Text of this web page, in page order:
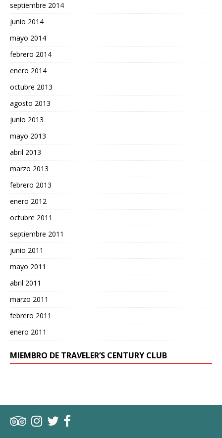
septiembre 2014
junio 2014
mayo 2014
febrero 2014
enero 2014
octubre 2013
agosto 2013
junio 2013
mayo 2013
abril 2013
marzo 2013
febrero 2013
enero 2012
octubre 2011
septiembre 2011
junio 2011
mayo 2011
abril 2011
marzo 2011
febrero 2011
enero 2011
MIEMBRO DE TRAVELER’S CENTURY CLUB